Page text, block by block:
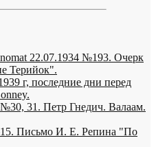
22.07.1934 №193. Очерк
Терийок".
г, последние дни перед
31. Петр Гнедич. Валаам.
Письмо И. Е. Репина "По